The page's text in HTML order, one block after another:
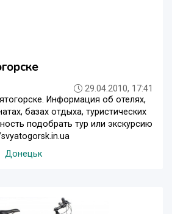
29.04.2010, 17:41
Информация об отелях,
базах отдыха, туристических
подобрать тур или экскурсию
Донецьк